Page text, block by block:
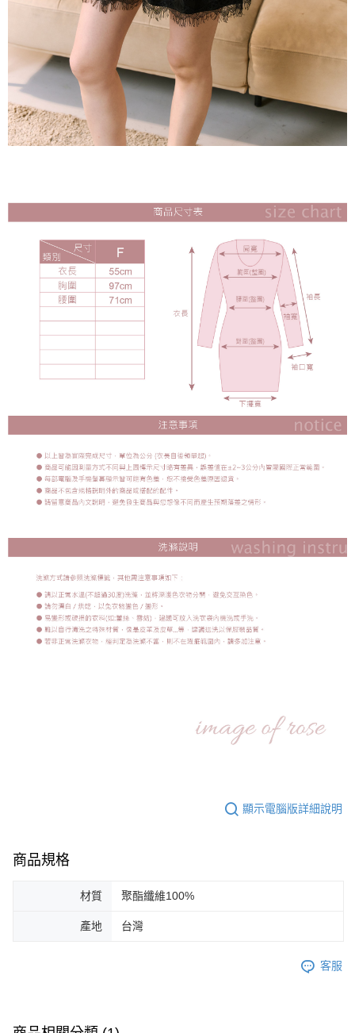
顯示電腦版詳細說明
商品規格
材質 聚酯纖維100%
產地 台灣
客服